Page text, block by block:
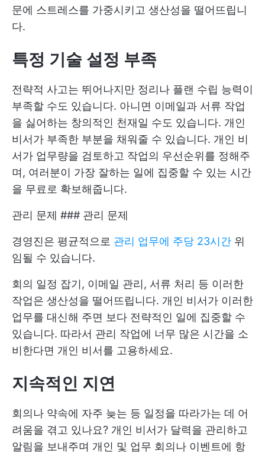
문에 스트레스를 가중시키고 생산성을 떨어뜨립니
다.
특정 기술 설정 부족
전략적 사고는 뛰어나지만 정리나 플랜 수립 능력이
부족할 수도 있습니다. 아니면 이메일과 서류 작업
을 싫어하는 창의적인 천재일 수도 있습니다. 개인
비서가 부족한 부분을 채워줄 수 있습니다. 개인 비
서가 업무량을 검토하고 작업의 우선순위를 정해주
며, 여러분이 가장 잘하는 일에 집중할 수 있는 시간
을 무료로 확보해줍니다.
관리 문제 ### 관리 문제
경영진은 평균적으로 관리 업무에 주당 23시간 위
임될 수 있습니다.
회의 일정 잡기, 이메일 관리, 서류 처리 등 이러한
작업은 생산성을 떨어뜨립니다. 개인 비서가 이러한
업무를 대신해 주면 보다 전략적인 일에 집중할 수
있습니다. 따라서 관리 작업에 너무 많은 시간을 소
비한다면 개인 비서를 고용하세요.
지속적인 지연
회의나 약속에 자주 늦는 등 일정을 따라가는 데 어
려움을 겪고 있나요? 개인 비서가 달력을 관리하고
알림을 보내주며 개인 및 업무 회의나 이벤트에 항